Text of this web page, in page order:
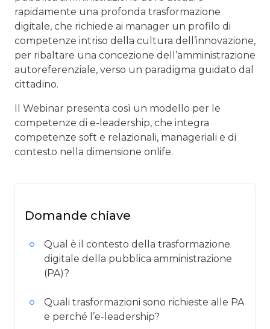
rapidamente una profonda trasformazione
digitale, che richiede ai manager un profilo di
competenze intriso della cultura dell’innovazione,
per ribaltare una concezione dell’amministrazione
autoreferenziale, verso un paradigma guidato dal
cittadino.
Il Webinar presenta così un modello per le
competenze di e-leadership, che integra
competenze soft e relazionali, manageriali e di
contesto nella dimensione onlife.
Domande chiave
Qual è il contesto della trasformazione
digitale della pubblica amministrazione
(PA)?
Quali trasformazioni sono richieste alle PA
e perché l’e-leadership?